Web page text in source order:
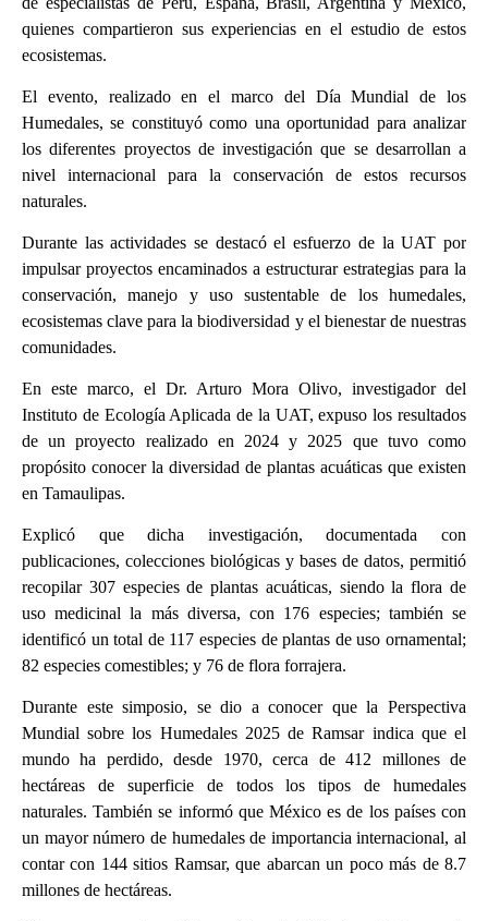
quienes compartieron sus experiencias en el estudio de estos
ecosistemas.
El evento, realizado en el marco del Día Mundial de los
Humedales, se constituyó como una oportunidad para analizar
los diferentes proyectos de investigación que se desarrollan a
nivel internacional para la conservación de estos recursos
naturales.
Durante las actividades se destacó el esfuerzo de la UAT por
impulsar proyectos encaminados a estructurar estrategias para la
conservación, manejo y uso sustentable de los humedales,
ecosistemas clave para la biodiversidad y el bienestar de nuestras
comunidades.
En este marco, el Dr. Arturo Mora Olivo, investigador del
Instituto de Ecología Aplicada de la UAT, expuso los resultados
de un proyecto realizado en 2024 y 2025 que tuvo como
propósito conocer la diversidad de plantas acuáticas que existen
en Tamaulipas.
Explicó que dicha investigación, documentada con
publicaciones, colecciones biológicas y bases de datos, permitió
recopilar 307 especies de plantas acuáticas, siendo la flora de
uso medicinal la más diversa, con 176 especies; también se
identificó un total de 117 especies de plantas de uso ornamental;
82 especies comestibles; y 76 de flora forrajera.
Durante este simposio, se dio a conocer que la Perspectiva
Mundial sobre los Humedales 2025 de Ramsar indica que el
mundo ha perdido, desde 1970, cerca de 412 millones de
hectáreas de superficie de todos los tipos de humedales
naturales. También se informó que México es de los países con
un mayor número de humedales de importancia internacional, al
contar con 144 sitios Ramsar, que abarcan un poco más de 8.7
millones de hectáreas.